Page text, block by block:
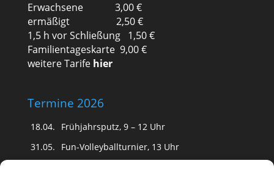
Erwachsene 3,00 €
ermäßigt 2,50 €
1,5 h vor Schließung 1,50 €
Familientageskarte 9,00 €
weitere Tarife hier
Termine 2026
18.04.
Frühjahrsputz, 9 – 12 Uhr
31.05.
Fun-Volleyballturnier, 13 Uhr